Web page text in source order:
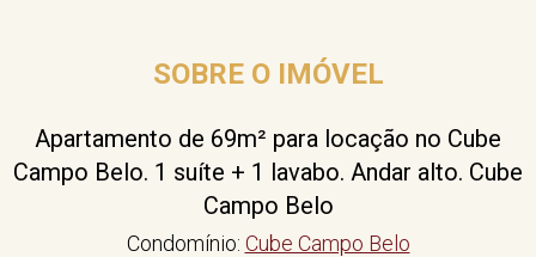
SOBRE O IMÓVEL
Apartamento de 69m² para locação no Cube
Campo Belo. 1 suíte + 1 lavabo. Andar alto. Cube
Campo Belo
Condomínio: Cube Campo Belo